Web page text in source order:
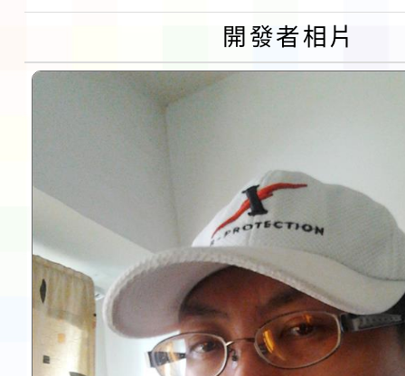
第3次招考代課鐘點教
告(不再辦理後續甄選)
檢送「桃園市115學年
賽實施要點」1份
本市「115學年度學生
程安排一案
「桃園市補助參觀特色
展演活動實施計畫」
請一案
開發者相片